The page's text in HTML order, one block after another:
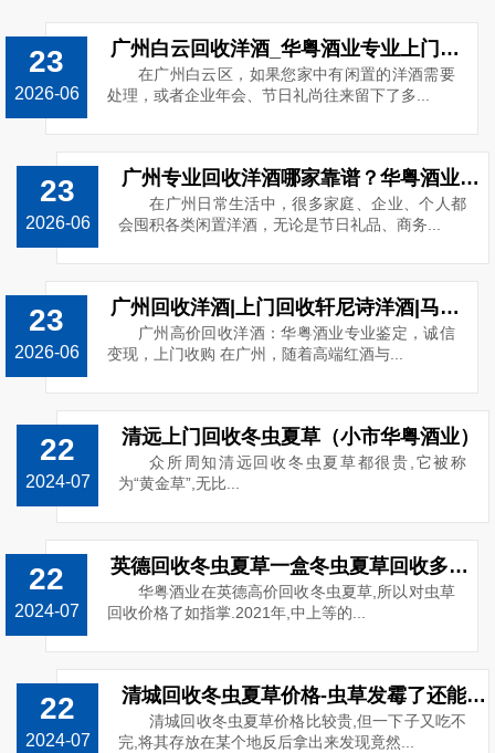
23
2026-06
广州白云回收洋酒_华粤酒业专业上门回收路易十三_电话13538859989
在广州白云区，如果您家中有闲置的洋酒需要
处理，或者企业年会、节日礼尚往来留下了多...
23
2026-06
广州专业回收洋酒哪家靠谱？华粤酒业高价上门回收o洋酒
在广州日常生活中，很多家庭、企业、个人都
会囤积各类闲置洋酒，无论是节日礼品、商务...
23
2026-06
广州回收洋酒|上门回收轩尼诗洋酒|马爹利|人头马路易十三洋酒回收
广州高价回收洋酒：华粤酒业专业鉴定，诚信
变现，上门收购 在广州，随着高端红酒与...
22
2024-07
清远上门回收冬虫夏草（小市华粤酒业）
众所周知清远回收冬虫夏草都很贵,它被称
为“黄金草”,无比...
22
2024-07
英德回收冬虫夏草一盒冬虫夏草回收多少钱
华粤酒业在英德高价回收冬虫夏草,所以对虫草
回收价格了如指掌.2021年,中上等的...
22
2024-07
清城回收冬虫夏草价格-虫草发霉了还能回收吗
清城回收冬虫夏草价格比较贵,但一下子又吃不
完,将其存放在某个地反后拿出来发现竟然...